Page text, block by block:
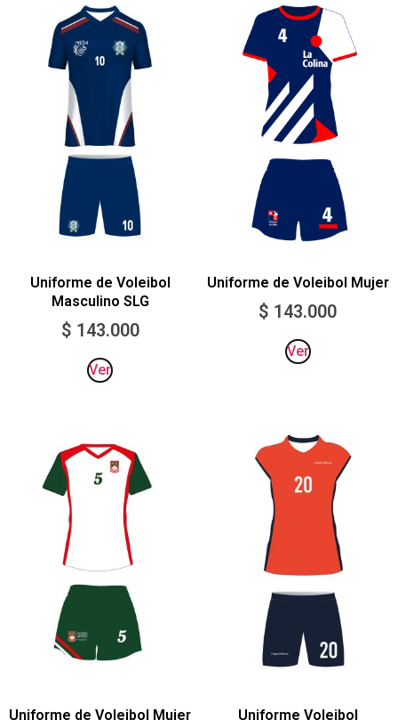
Uniforme de Voleibol
Masculino SLG
$ 143.000
Ver
Uniforme de Voleibol Mujer
$ 143.000
Ver
Uniforme de Voleibol Mujer
Uniforme Voleibol